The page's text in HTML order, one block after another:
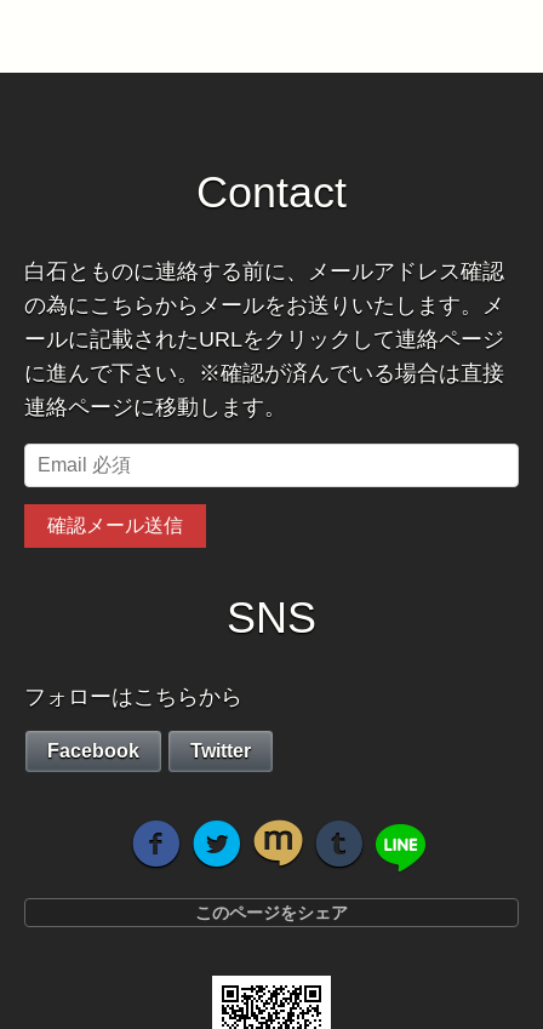
Contact
白石とものに連絡する前に、メールアドレス確認
の為にこちらからメールをお送りいたします。メ
ールに記載されたURLをクリックして連絡ページ
に進んで下さい。※確認が済んでいる場合は直接
連絡ページに移動します。
SNS
フォローはこちらから
Facebook Twitter
このページをシェア